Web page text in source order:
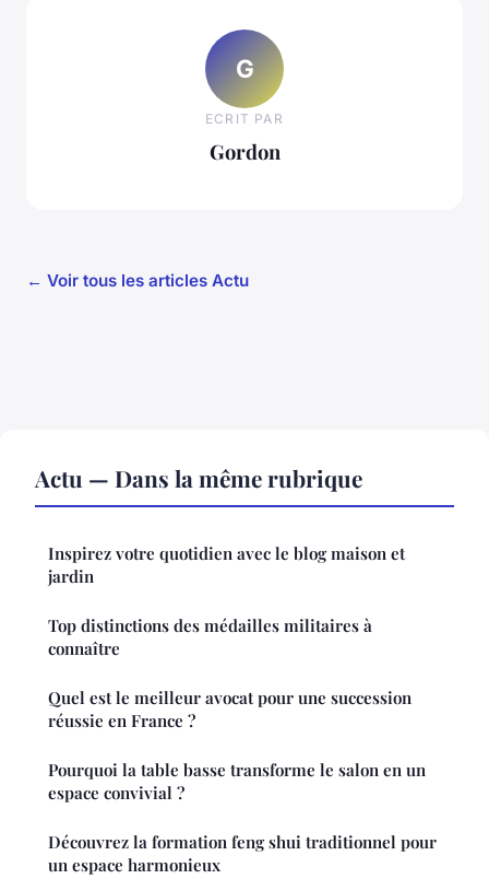
G
ECRIT PAR
Gordon
← Voir tous les articles Actu
Actu — Dans la même rubrique
Inspirez votre quotidien avec le blog maison et
jardin
Top distinctions des médailles militaires à
connaître
Quel est le meilleur avocat pour une succession
réussie en France ?
Pourquoi la table basse transforme le salon en un
espace convivial ?
Découvrez la formation feng shui traditionnel pour
un espace harmonieux